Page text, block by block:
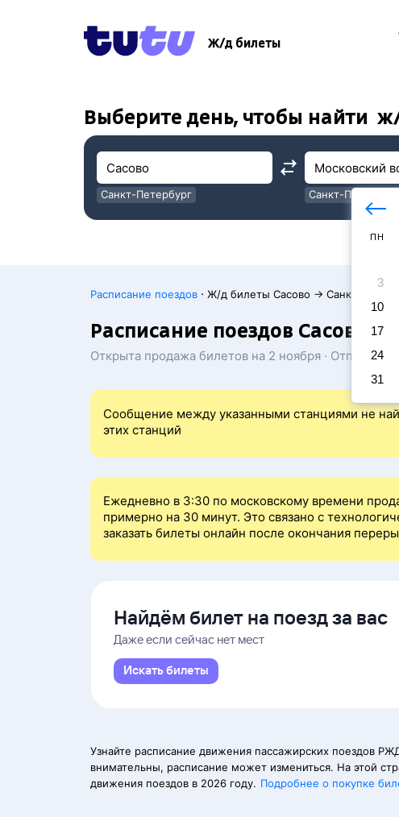
Ж/д билеты
Выберите день, чтобы найти
Санкт-Петербург
Санкт-Петербург
ПН
3
10
17
24
31
Расписание поездов · Ж/д билеты Сасово → Санкт-
Расписание поездов Сасово —
Открыта продажа билетов на 2 ноября ·
Сообщение между указанными станциями не
этих станций
Ежедневно в 3:30 по московскому времени
примерно на 30 минут. Это связано с
заказать билеты онлайн после окончания
Найдём билет на поезд за вас
Даже если сейчас нет мест
Искать билеты
Узнайте расписание движения пассажирских поездов
внимательны, расписание может измениться. На этой
движения поездов в 2026 году. Подробнее о покупке